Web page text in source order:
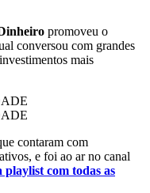
promoveu o
conversou com grandes
mais
contaram com
e foi ao ar no canal
playlist com todas as